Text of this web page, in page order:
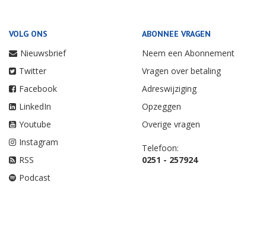
VOLG ONS
Nieuwsbrief
Twitter
Facebook
LinkedIn
Youtube
Instagram
RSS
Podcast
ABONNEE VRAGEN
Neem een Abonnement
Vragen over betaling
Adreswijziging
Opzeggen
Overige vragen
Telefoon:
0251 - 257924